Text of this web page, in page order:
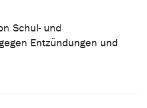
Schul- und
Entzündungen und